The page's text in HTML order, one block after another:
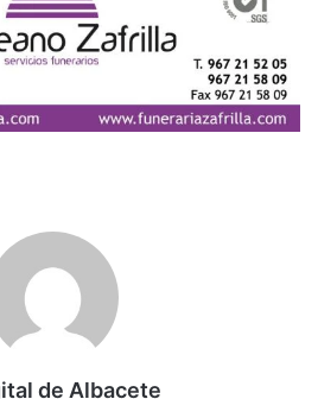
de Albacete